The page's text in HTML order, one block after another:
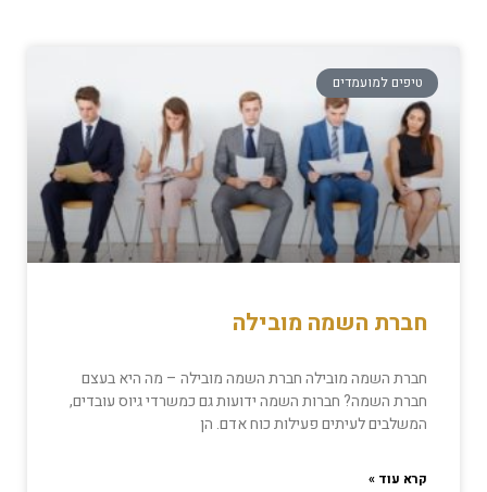
טיפים למועמדים
חברת השמה מובילה
חברת השמה מובילה חברת השמה מובילה – מה היא בעצם
חברת השמה? חברות השמה ידועות גם כמשרדי גיוס עובדים,
המשלבים לעיתים פעילות כוח אדם. הן
קרא עוד »